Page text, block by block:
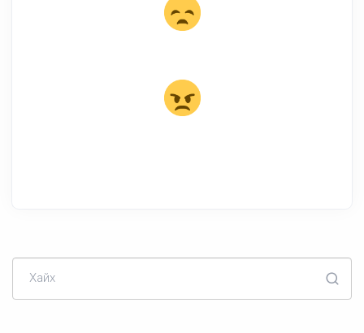
Хайх